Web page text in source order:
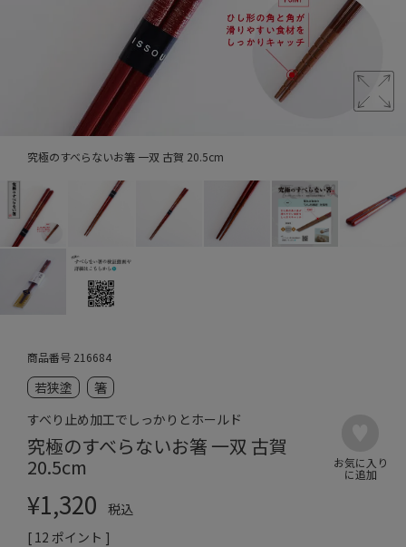
究極のすべらないお箸 一双 古賀 20.5cm
商品番号 216684
若狭塗
箸
すべり止め加工でしっかりとホールド
究極のすべらないお箸 一双 古賀
20.5cm
¥1,320
税込
[ 12 ポイント ]